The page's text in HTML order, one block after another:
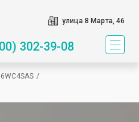
улица 8 Марта, 46
302-39-08
/